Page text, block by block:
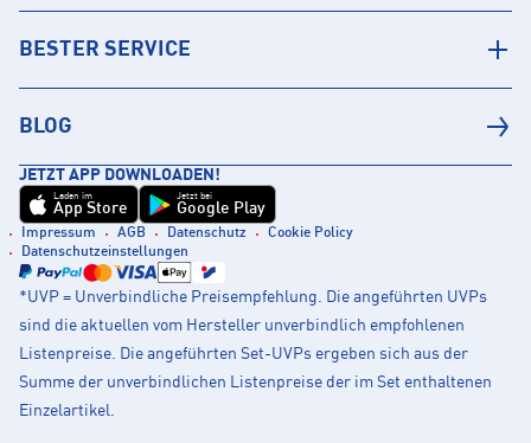
BESTER SERVICE
BLOG
JETZT APP DOWNLOADEN!
Laden im
App Store
Jetzt bei
Google Play
Impressum AGB Datenschutz
Cookie Policy
Datenschutzeinstellungen
*UVP = Unverbindliche Preisempfehlung. Die angeführten UVPs
sind die aktuellen vom Hersteller unverbindlich empfohlenen
Listenpreise. Die angeführten Set-UVPs ergeben sich aus der
Summe der unverbindlichen Listenpreise der im Set enthaltenen
Einzelartikel.